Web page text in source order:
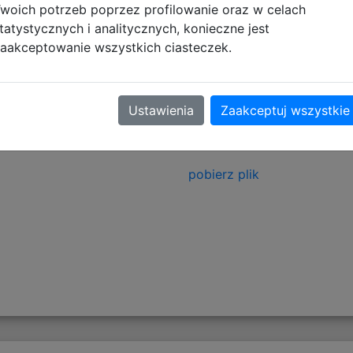
zgodności
Informacje o
pobierz plik
potrzeb poprzez profilowanie oraz w celach
i analitycznych, konieczne jest
wszystkich ciasteczek.
Ustawienia Zaakceptuj wszystkie